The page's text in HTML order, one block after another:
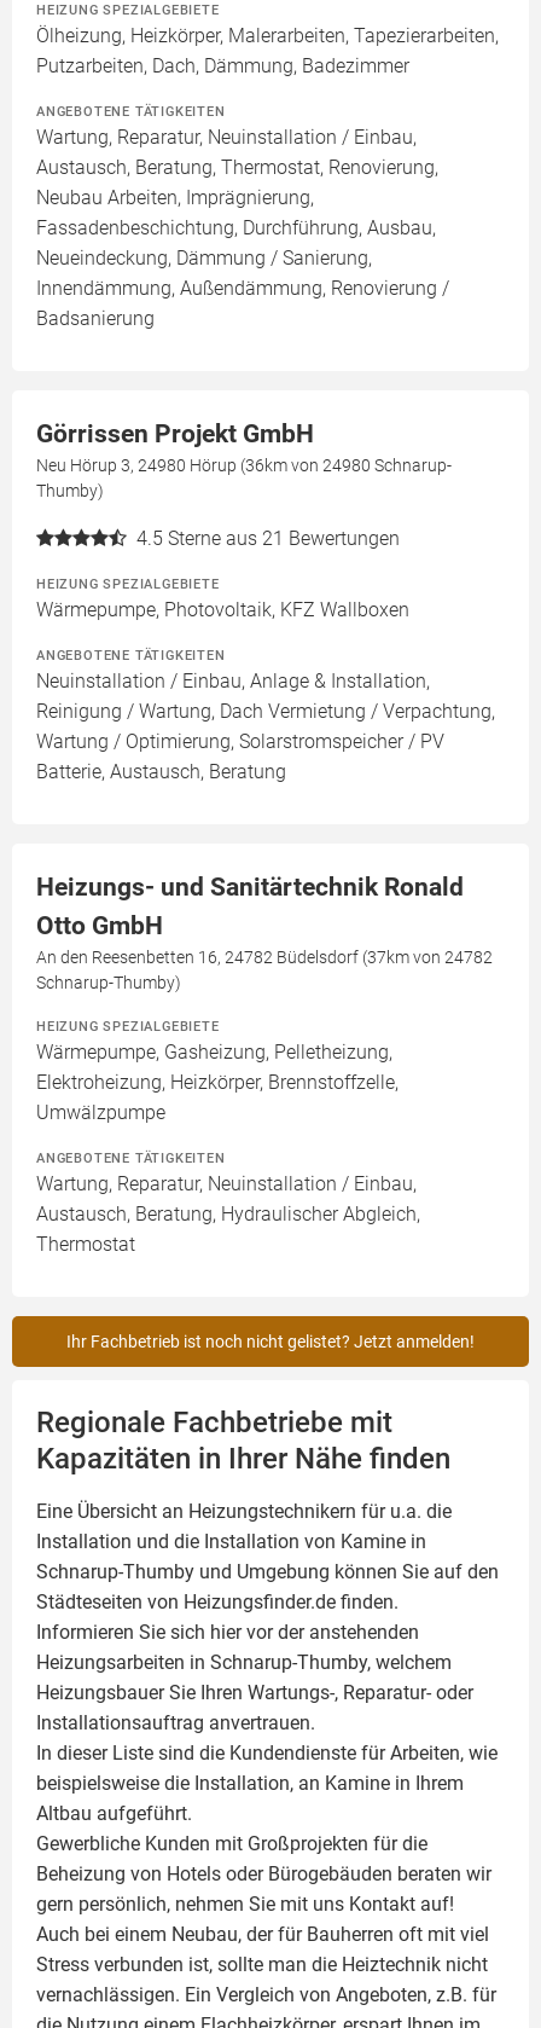
HEIZUNG SPEZIALGEBIETE
Ölheizung, Heizkörper, Malerarbeiten, Tapezierarbeiten,
Putzarbeiten, Dach, Dämmung, Badezimmer
ANGEBOTENE TÄTIGKEITEN
Wartung, Reparatur, Neuinstallation / Einbau,
Austausch, Beratung, Thermostat, Renovierung,
Neubau Arbeiten, Imprägnierung,
Fassadenbeschichtung, Durchführung, Ausbau,
Neueindeckung, Dämmung / Sanierung,
Innendämmung, Außendämmung, Renovierung /
Badsanierung
Görrissen Projekt GmbH
Neu Hörup 3, 24980 Hörup (36km von 24980 Schnarup-
Thumby)
4.5 Sterne aus 21 Bewertungen
HEIZUNG SPEZIALGEBIETE
Wärmepumpe, Photovoltaik, KFZ Wallboxen
ANGEBOTENE TÄTIGKEITEN
Neuinstallation / Einbau, Anlage & Installation,
Reinigung / Wartung, Dach Vermietung / Verpachtung,
Wartung / Optimierung, Solarstromspeicher / PV
Batterie, Austausch, Beratung
Heizungs- und Sanitärtechnik Ronald
Otto GmbH
An den Reesenbetten 16, 24782 Büdelsdorf (37km von 24782
Schnarup-Thumby)
HEIZUNG SPEZIALGEBIETE
Wärmepumpe, Gasheizung, Pelletheizung,
Elektroheizung, Heizkörper, Brennstoffzelle,
Umwälzpumpe
ANGEBOTENE TÄTIGKEITEN
Wartung, Reparatur, Neuinstallation / Einbau,
Austausch, Beratung, Hydraulischer Abgleich,
Thermostat
Ihr Fachbetrieb ist noch nicht gelistet? Jetzt anmelden!
Regionale Fachbetriebe mit
Kapazitäten in Ihrer Nähe finden
Eine Übersicht an Heizungstechnikern für u.a. die
Installation und die Installation von Kamine in
Schnarup-Thumby und Umgebung können Sie auf den
Städteseiten von Heizungsfinder.de finden.
Informieren Sie sich hier vor der anstehenden
Heizungsarbeiten in Schnarup-Thumby, welchem
Heizungsbauer Sie Ihren Wartungs-, Reparatur- oder
Installationsauftrag anvertrauen.
In dieser Liste sind die Kundendienste für Arbeiten, wie
beispielsweise die Installation, an Kamine in Ihrem
Altbau aufgeführt.
Gewerbliche Kunden mit Großprojekten für die
Beheizung von Hotels oder Bürogebäuden beraten wir
gern persönlich, nehmen Sie mit uns Kontakt auf!
Auch bei einem Neubau, der für Bauherren oft mit viel
Stress verbunden ist, sollte man die Heiztechnik nicht
vernachlässigen. Ein Vergleich von Angeboten, z.B. für